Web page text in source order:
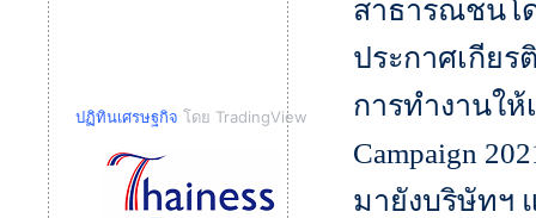
ปฏิทินเศรษฐกิจ โดย TradingView
สาธารณชนโ
ประกาศเกีย
การทำงานให้
Campaign
มายังบริษัทฯ